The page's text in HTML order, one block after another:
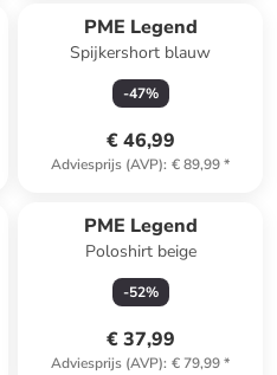
PME Legend
Spijkershort blauw
-47%
€ 46,99
Adviesprijs (AVP): € 89,99*
PME Legend
Poloshirt beige
-52%
€ 37,99
Adviesprijs (AVP): € 79,99*